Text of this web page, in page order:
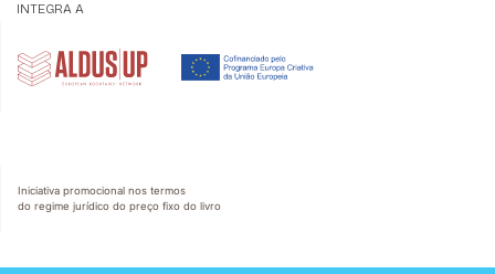
INTEGRA A
Iniciativa promocional nos termos
do regime jurídico do preço fixo do livro